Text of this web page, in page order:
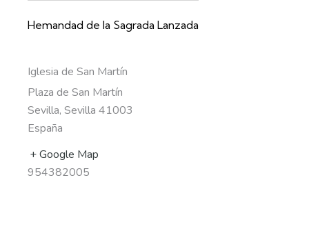
Hemandad de la Sagrada Lanzada
Iglesia de San Martín
Plaza de San Martín
Sevilla, Sevilla 41003
España
+ Google Map
954382005